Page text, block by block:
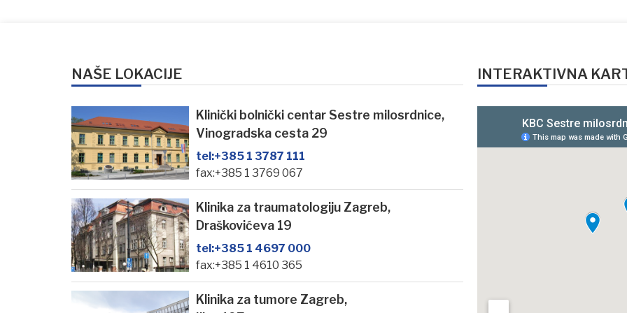
NAŠE LOKACIJE
Klinički bolnički centar Sestre milosrdnice,
Vinogradska cesta 29
tel:+385 1 3787 111
fax:+385 1 3769 067
Klinika za traumatologiju Zagreb,
Draškovićeva 19
tel:+385 1 4697 000
fax:+385 1 4610 365
Klinika za tumore Zagreb,
INTERAKTIVNA